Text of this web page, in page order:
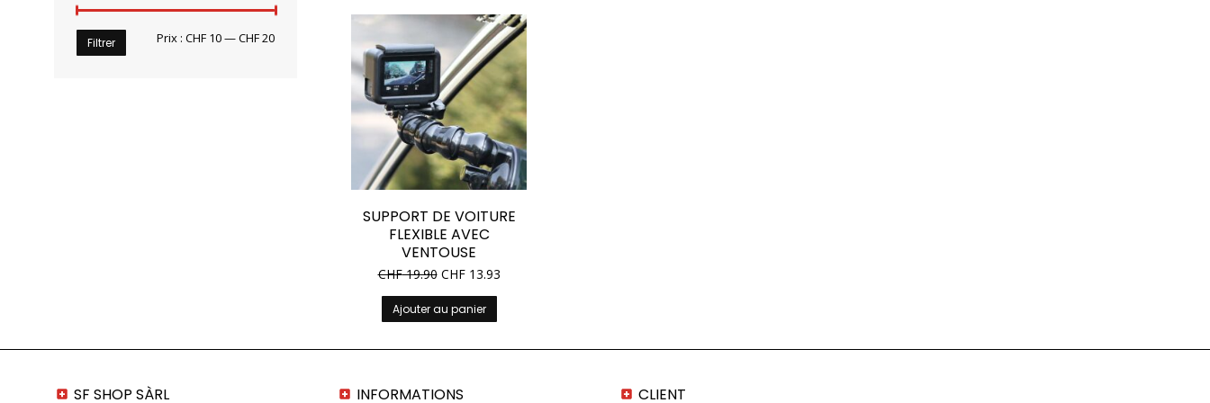
SUPPORT DE VOITURE
FLEXIBLE AVEC
VENTOUSE
CHF19.90 CHF13.93
Ajouter au panier
Prix
Prix
Filtrer Prix : CHF 10—CHF 20
SF SHOP SÀRL INFORMATIONS CLIENT